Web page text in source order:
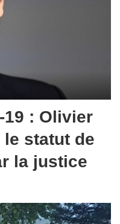
19 : Olivier
statut de
la justice